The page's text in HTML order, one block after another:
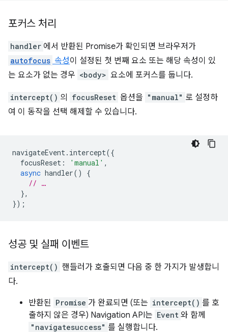
포커스 처리
handler 에서 반환된 Promise가 확인되면 브라우저가
autofocus 속성이 설정된 첫 번째 요소 또는 해당 속성이 있
는 요소가 없는 경우 <body> 요소에 포커스를 둡니다.
intercept() 의 focusReset 옵션을 "manual" 로 설정하
여 이 동작을 선택 해제할 수 있습니다.
navigateEvent. intercept({
focusReset : 'manual' ,
async handler()
{
// …
},
});
성공 및 실패 이벤트
intercept() 핸들러가 호출되면 다음 중 한 가지가 발생합니
다.
반환된 Promise 가 완료되면 (또는 intercept() 를 호
출하지 않은 경우) Navigation API는 Event 와 함께
"navigatesuccess" 를 실행합니다.